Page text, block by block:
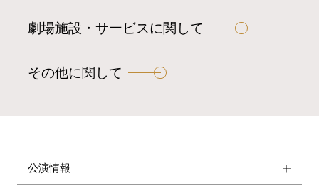
劇場施設・サービスに関して
その他に関して
公演情報